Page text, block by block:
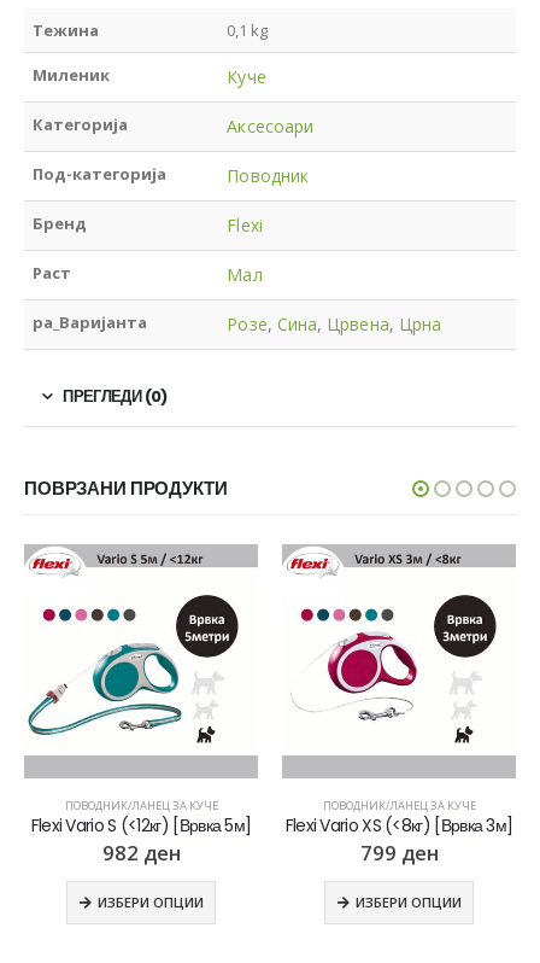
Тежина 0,1 kg
Миленик Куче
Категорија Аксесоари
Под-категорија Поводник
Бренд Flexi
Раст Мал
pa_Варијанта Розе, Сина, Црвена, Црна
ПРЕГЛЕДИ (0)
ПОВРЗАНИ ПРОДУКТИ
ПОВОДНИК/ЛАНЕЦ ЗА КУЧЕ
Flexi Vario S (<12кг) [Врвка 5м]
982 ден
ИЗБЕРИ ОПЦИИ
ПОВОДНИК/ЛАНЕЦ ЗА КУЧЕ
Flexi Vario XS (<8кг) [Врвка 3м]
799 ден
ИЗБЕРИ ОПЦИИ